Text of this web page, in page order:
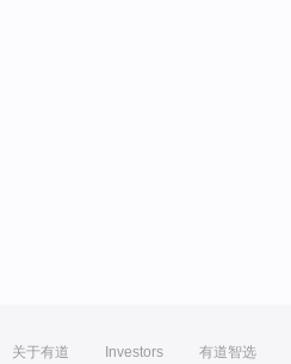
关于有道 Investors 有道智选